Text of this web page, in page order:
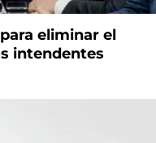
eliminar el
intendentes